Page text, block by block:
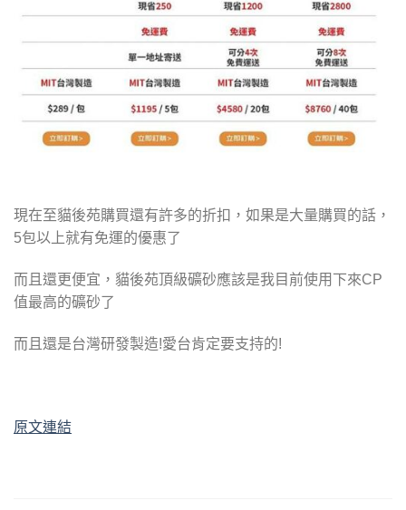
現在至貓後苑購買還有許多的折扣，如果是大量購買的話，
5包以上就有免運的優惠了
而且還更便宜，貓後苑頂級礦砂應該是我目前使用下來CP
值最高的礦砂了
而且還是台灣研發製造!愛台肯定要支持的!
原文連結